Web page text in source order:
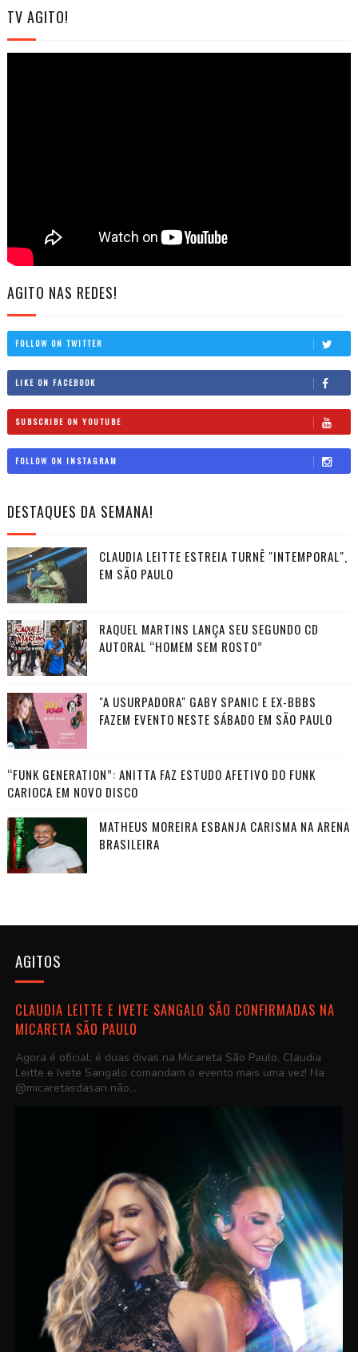
TV AGITO!
AGITO NAS REDES!
FOLLOW ON TWITTER
LIKE ON FACEBOOK
SUBSCRIBE ON YOUTUBE
FOLLOW ON INSTAGRAM
DESTAQUES DA SEMANA!
CLAUDIA LEITTE ESTREIA TURNÊ "INTEMPORAL",
EM SÃO PAULO
RAQUEL MARTINS LANÇA SEU SEGUNDO CD
AUTORAL “HOMEM SEM ROSTO”
"A USURPADORA" GABY SPANIC E EX-BBBS
FAZEM EVENTO NESTE SÁBADO EM SÃO PAULO
“FUNK GENERATION”: ANITTA FAZ ESTUDO AFETIVO DO FUNK
CARIOCA EM NOVO DISCO
MATHEUS MOREIRA ESBANJA CARISMA NA ARENA
BRASILEIRA
AGITOS
CLAUDIA LEITTE E IVETE SANGALO SÃO CONFIRMADAS NA
MICARETA SÃO PAULO
Agora é oficial: é duas divas na Micareta São Paulo. Claudia
Leitte e Ivete Sangalo comandam o evento mais uma vez! Na
@micaretasdasan não...